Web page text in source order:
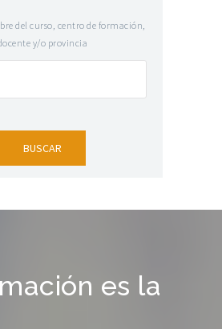
del curso, centro de formación,
y/o provincia
es la